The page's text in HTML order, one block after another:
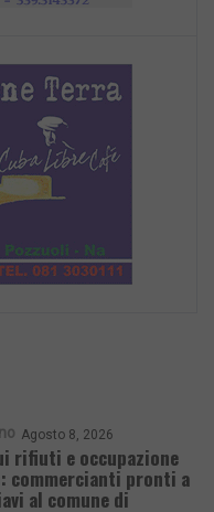
Agosto 8, 2026
rifiuti e occupazione
commercianti pronti a
al comune di